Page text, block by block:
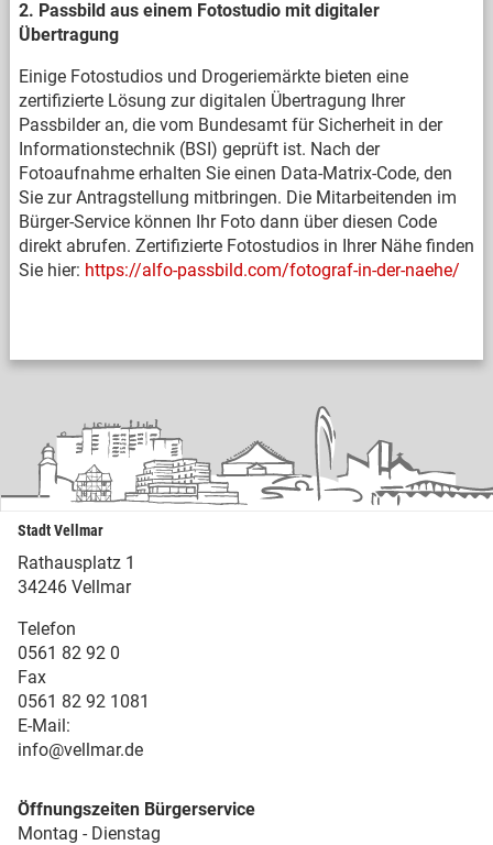
2. Passbild aus einem Fotostudio mit digitaler
Übertragung
Einige Fotostudios und Drogeriemärkte bieten eine
zertifizierte Lösung zur digitalen Übertragung Ihrer
Passbilder an, die vom Bundesamt für Sicherheit in der
Informationstechnik (BSI) geprüft ist. Nach der
Fotoaufnahme erhalten Sie einen Data-Matrix-Code, den
Sie zur Antragstellung mitbringen. Die Mitarbeitenden im
Bürger-Service können Ihr Foto dann über diesen Code
direkt abrufen. Zertifizierte Fotostudios in Ihrer Nähe finden
Sie hier: https://alfo-passbild.com/fotograf-in-der-naehe/
Stadt Vellmar
Rathausplatz 1
34246 Vellmar
Telefon
0561 82 92 0
Fax
0561 82 92 1081
E-Mail:
info@vellmar.de
Öffnungszeiten Bürgerservice
Montag - Dienstag